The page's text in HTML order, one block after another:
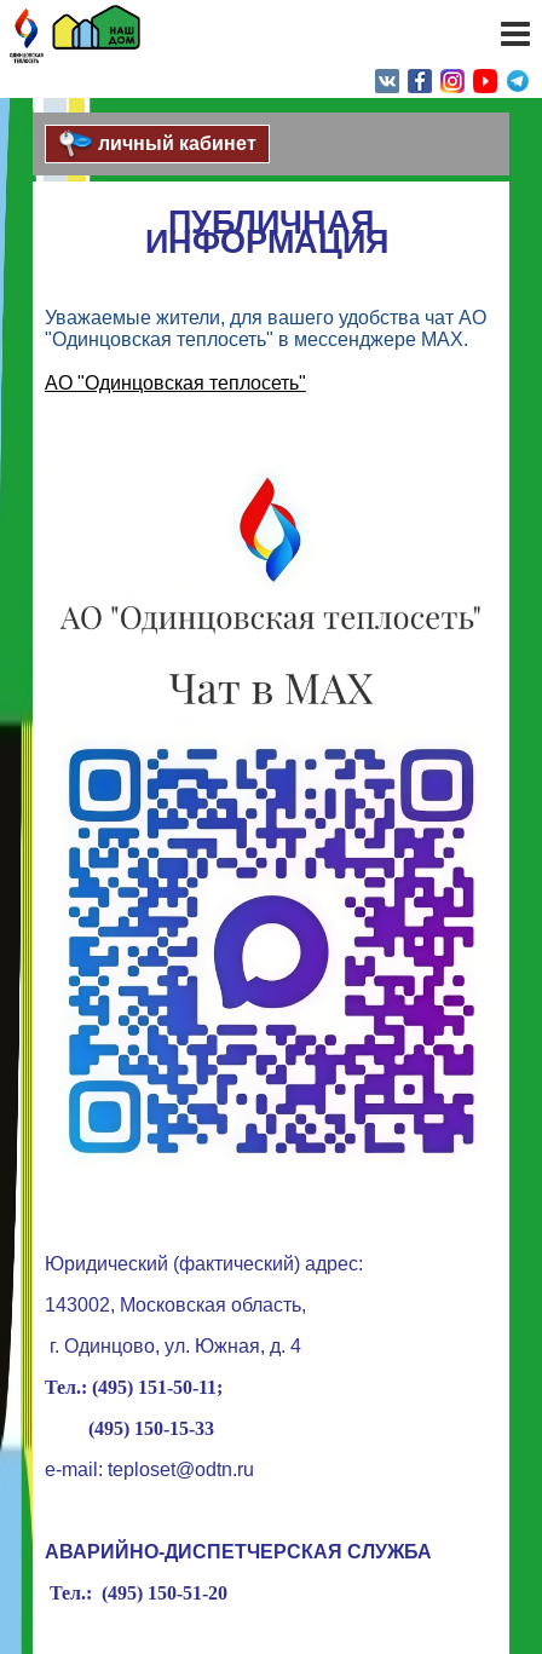
личный кабинет
ПУБЛИЧНАЯ
ИНФОРМАЦИЯ
Уважаемые жители, для вашего удобства чат АО
"Одинцовская теплосеть" в мессенджере МАХ.
АО "Одинцовская теплосеть"
Юридический (фактический) адрес:
143002, Московская область,
г. Одинцово, ул. Южная, д. 4
Тел.: (495) 151-50-11;
(495) 150-15-33
e-mail: teploset@odtn.ru
АВАРИЙНО-ДИСПЕТЧЕРСКАЯ СЛУЖБА
Тел.: (495) 150-51-20